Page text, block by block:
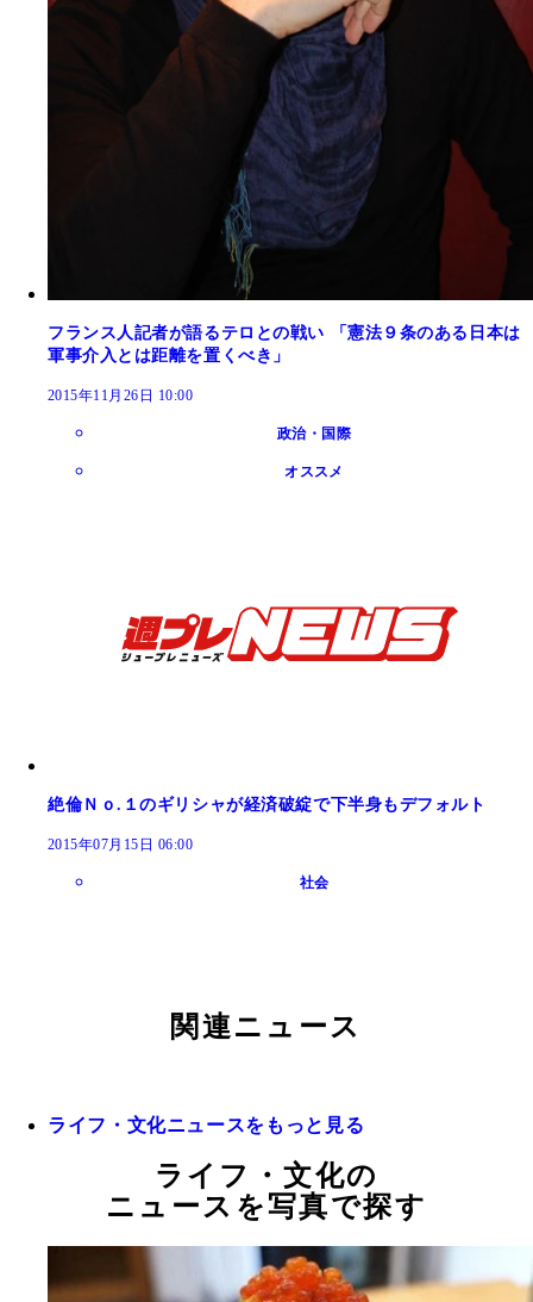
フランス人記者が語るテロとの戦い 「憲法９条のある日本は
軍事介入とは距離を置くべき」
2015年11月26日 10:00
政治・国際
オススメ
絶倫Ｎｏ.１のギリシャが経済破綻で下半身もデフォルト
2015年07月15日 06:00
社会
関連ニュース
ライフ・文化ニュースをもっと見る
ライフ・文化の
ニュースを写真で探す